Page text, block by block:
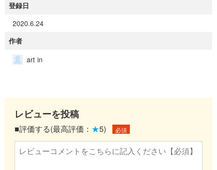
登録日
2020.6.24
作者
art in
レビューを投稿
■評価する(最高評価： ★5) 必須